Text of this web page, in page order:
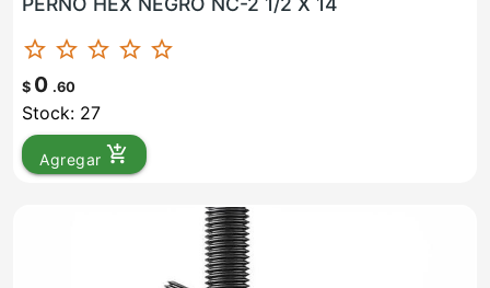
star_border star_border star_border star_border star_border
$ 0 .60
Stock: 27
Agregar add_shopping_cart